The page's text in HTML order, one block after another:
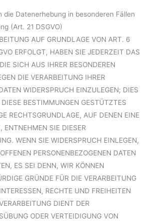
Datenerhebung in besonderen Fällen
(Art. 21 DSGVO)
AUF GRUNDLAGE VON ART. 6
ERFOLGT, HABEN SIE JEDERZEIT DAS
SICH AUS IHRER BESONDEREN
DIE VERARBEITUNG IHRER
WIDERSPRUCH EINZULEGEN; DIES
BESTIMMUNGEN GESTÜTZTES
RECHTSGRUNDLAGE, AUF DENEN EINE
ENTNEHMEN SIE DIESER
WENN SIE WIDERSPRUCH EINLEGEN,
PERSONENBEZOGENEN DATEN
ES SEI DENN, WIR KÖNNEN
GRÜNDE FÜR DIE VERARBEITUNG
RECHTE UND FREIHEITEN
DIENT DER
ODER VERTEIDIGUNG VON